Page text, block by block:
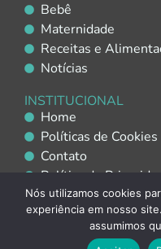
Bebê
Maternidade
Receitas e
Notícias
INSTITUCIONAL
Home
Políticas de Cookies
Contato
Política de
Política de Uso de
Copyright © 2025 Feito
Nós utilizamos cookies
experiência em nosso
assumimos